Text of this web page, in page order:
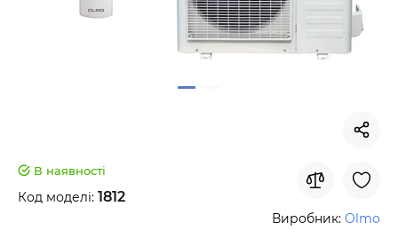
В наявності
Код моделі: 1812
Виробник: Olmo